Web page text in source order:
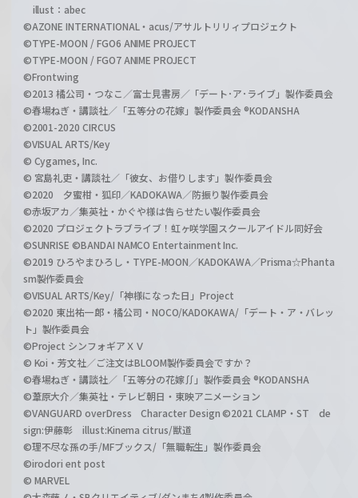
illust：abec
©AZONE INTERNATIONAL・acus/アサルトリリィプロジェクト
©TYPE-MOON / FGO6 ANIME PROJECT
©TYPE-MOON / FGO7 ANIME PROJECT
©Frontwing
©2013 橘公司・つなこ／富士見書房／「デート･ア･ライブ」製作委員会
©春場ねぎ・講談社／「五等分の花嫁」製作委員会 ®KODANSHA
©2001-2020 CIRCUS
©VISUAL ARTS/Key
© Cygames, Inc.
© 宮島礼吏・講談社／「彼女、お借りします」製作委員会
©2020 夕蜜柑・狐印／KADOKAWA／防振り製作委員会
©赤坂アカ／集英社・かぐや様は告らせたい製作委員会
©2020 プロジェクトラブライブ！虹ヶ咲学園スクールアイドル同好会
©SUNRISE ©BANDAI NAMCO Entertainment Inc.
©2019 ひろやまひろし・TYPE-MOON／KADOKAWA／Prisma☆Phanta
sm製作委員会
©VISUAL ARTS/Key/「神様になった日」Project
©2020 東出祐一郎・橘公司・NOCO/KADOKAWA/「デート・ア・バレッ
ト」製作委員会
©Project シンフォギアＸＶ
© Koi・芳文社／ご注文はBLOOM製作委員会ですか？
©春場ねぎ・講談社／「五等分の花嫁∬」製作委員会 ®KODANSHA
©葦原大介／集英社・テレビ朝日・東映アニメーション
©VANGUARD overDress Character Design ©2021 CLAMP・ST de
sign:伊藤彰 illust:Kinema citrus/獣道
©理不尽な孫の手/MFブックス/「無職転生」製作委員会
©irodori ent post
© MARVEL